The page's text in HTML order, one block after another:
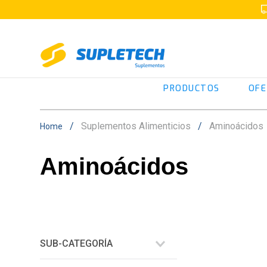
PRODUCTOS
Suplementos Alimenticios Aminoácidos
Aminoácidos
SUB-CATEGORÍA